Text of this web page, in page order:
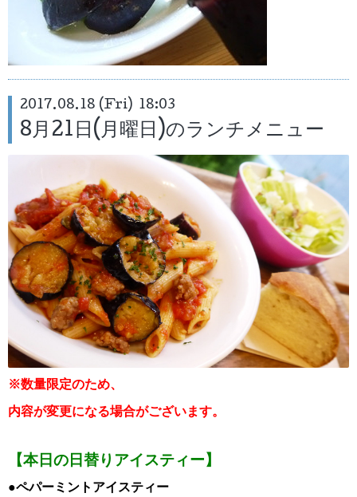
2017.08.18 (Fri) 18:03
8月21日(月曜日)のランチメニュー
※数量限定のため、
内容が変更になる場合がございます。
【本日の日替りアイスティー】
●ペパーミントアイスティー